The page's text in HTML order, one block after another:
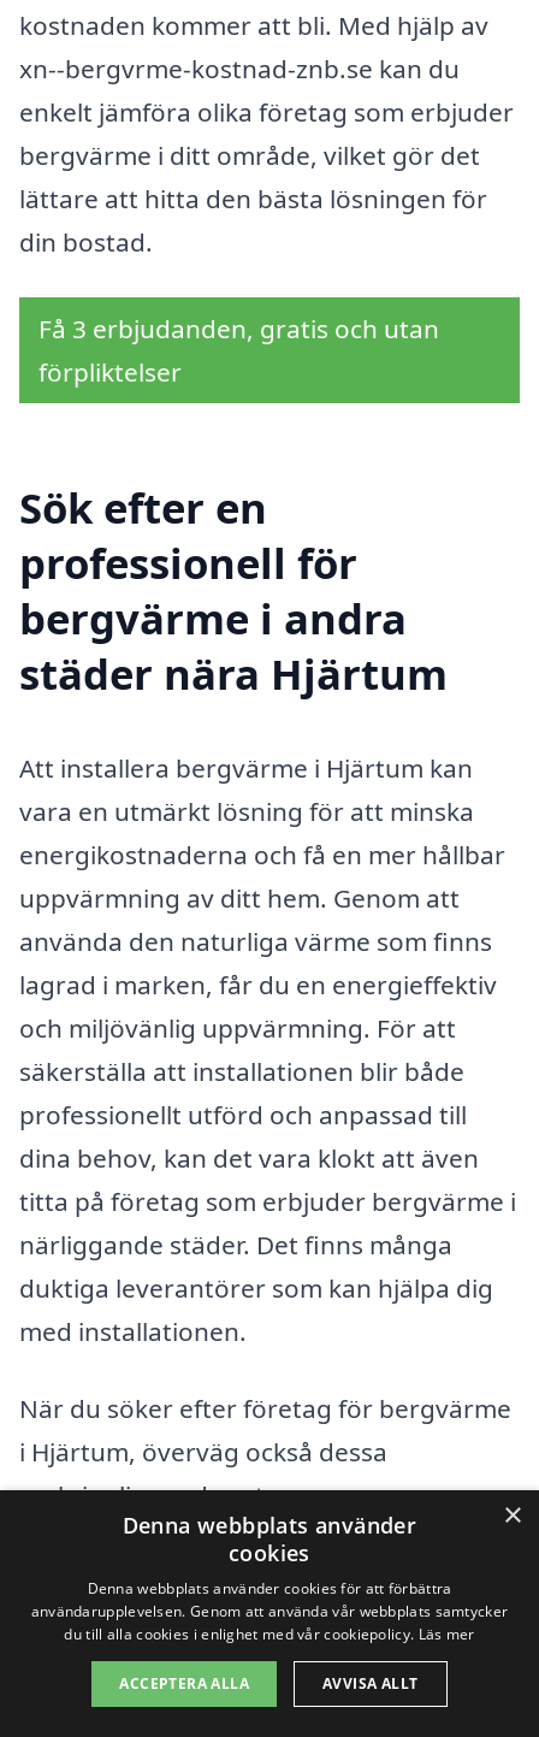
kostnaden kommer att bli. Med hjälp av
xn--bergvrme-kostnad-znb.se kan du
enkelt jämföra olika företag som erbjuder
bergvärme i ditt område, vilket gör det
lättare att hitta den bästa lösningen för
din bostad.
Få 3 erbjudanden, gratis och utan
förpliktelser
Sök efter en
professionell för
bergvärme i andra
städer nära Hjärtum
Att installera bergvärme i Hjärtum kan
vara en utmärkt lösning för att minska
energikostnaderna och få en mer hållbar
uppvärmning av ditt hem. Genom att
använda den naturliga värme som finns
lagrad i marken, får du en energieffektiv
och miljövänlig uppvärmning. För att
säkerställa att installationen blir både
professionellt utförd och anpassad till
dina behov, kan det vara klokt att även
titta på företag som erbjuder bergvärme i
närliggande städer. Det finns många
duktiga leverantörer som kan hjälpa dig
med installationen.
När du söker efter företag för bergvärme
i Hjärtum, överväg också dessa
omkringliggande orter:
Göteborg
Kungälv
×
Denna webbplats använder
cookies
Denna webbplats använder cookies för att förbättra
användarupplevelsen. Genom att använda vår webbplats samtycker
du till alla cookies i enlighet med vår cookiepolicy. Läs mer
ACCEPTERA ALLA AVVISA ALLT